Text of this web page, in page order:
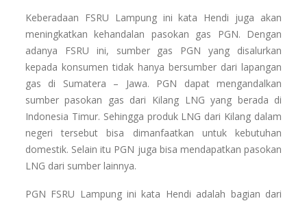
Keberadaan FSRU Lampung ini kata Hendi juga akan
meningkatkan kehandalan pasokan gas PGN. Dengan
adanya FSRU ini, sumber gas PGN yang disalurkan
kepada konsumen tidak hanya bersumber dari lapangan
gas di Sumatera – Jawa. PGN dapat mengandalkan
sumber pasokan gas dari Kilang LNG yang berada di
Indonesia Timur. Sehingga produk LNG dari Kilang dalam
negeri tersebut bisa dimanfaatkan untuk kebutuhan
domestik. Selain itu PGN juga bisa mendapatkan pasokan
LNG dari sumber lainnya.
PGN FSRU Lampung ini kata Hendi adalah bagian dari